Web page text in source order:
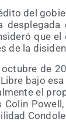
del
des­ple­ga­da
que el
de la
de
bajo
el
Colin